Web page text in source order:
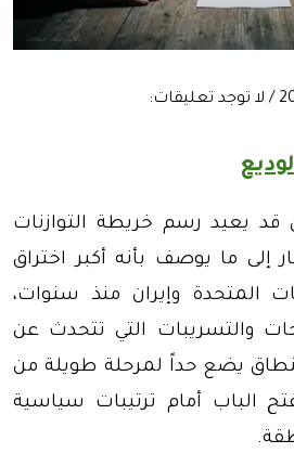
يعيد رسم خريطة التوازنات
إلى ما يوصف بأنه أكبر اختراق
المتحدة وإيران منذ سنوات،
والتسريبات التي تتحدث عن
يضع حداً لمرحلة طويلة من
الباب أمام ترتيبات سياسية